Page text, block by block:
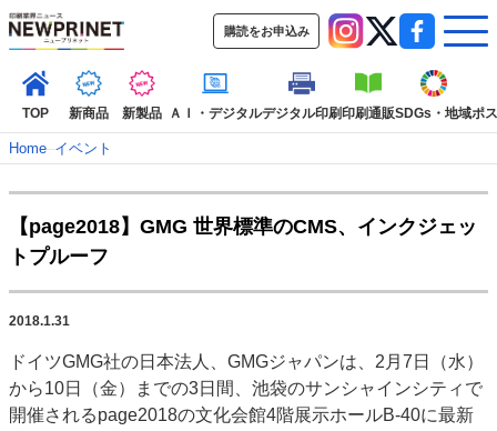
購読をお申込み
TOP 新商品 新製品 ＡＩ・デジタルデジタル印刷印刷通販SDGs・地域ポ
TOP
新着記事
インタビュー
SDGs・地域
ポストプレス ビジネス イベント 信用情報
業界
市場・統計
人事・移転・異動・訃報
Home–イベント
【page2018】GMG 世界標準のCMS、インクジェッ
トプルーフ
2018.1.31
ドイツGMG社の日本法人、GMGジャパンは、2月7日（水）
から10日（金）までの3日間、池袋のサンシャインシティで
開催されるpage2018の文化会館4階展示ホールB‐40に最新